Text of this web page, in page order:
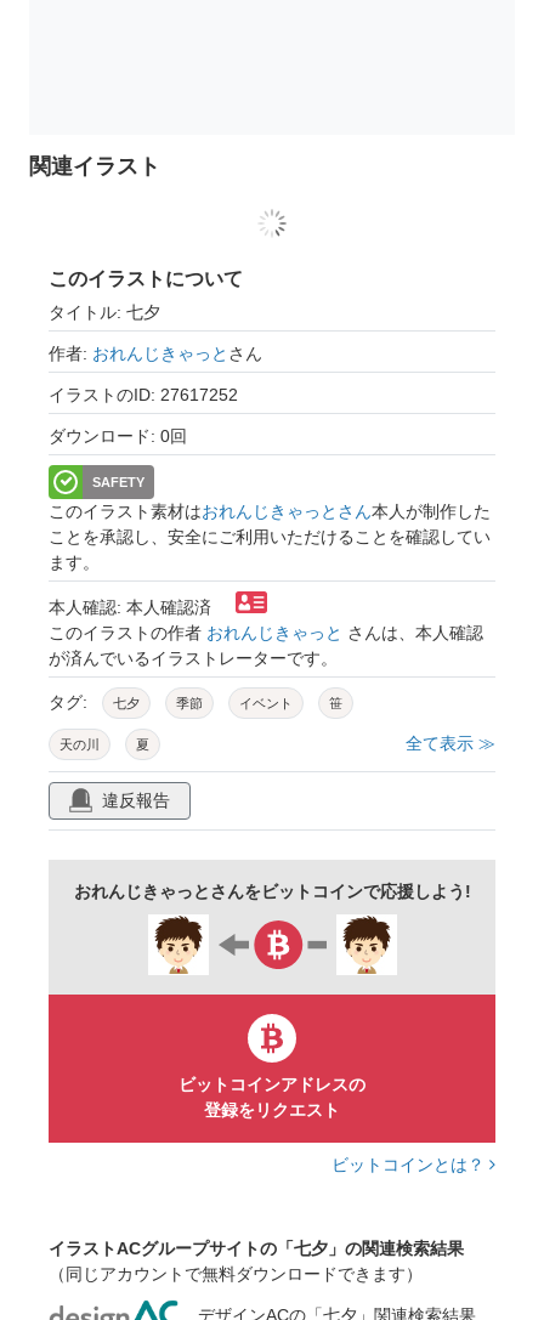
関連イラスト
このイラストについて
タイトル: 七夕
作者: おれんじきゃっと さん
イラストのID: 27617252
ダウンロード: 0回
SAFETY
このイラスト素材はおれんじきゃっとさん本人が制作した
ことを承認し、安全にご利用いただけることを確認してい
ます。
本人確認: 本人確認済
このイラストの作者 おれんじきゃっと さんは、本人確認
が済んでいるイラストレーターです。
タグ: 七夕 季節 イベント 笹
天の川 夏 全て表示 ≫
違反報告
おれんじきゃっとさんをビットコインで応援しよう!
ビットコインアドレスの
登録をリクエスト
ビットコインとは？
イラストACグループサイトの「七夕」の関連検索結果
（同じアカウントで無料ダウンロードできます）
デザインACの「七夕」関連検索結果